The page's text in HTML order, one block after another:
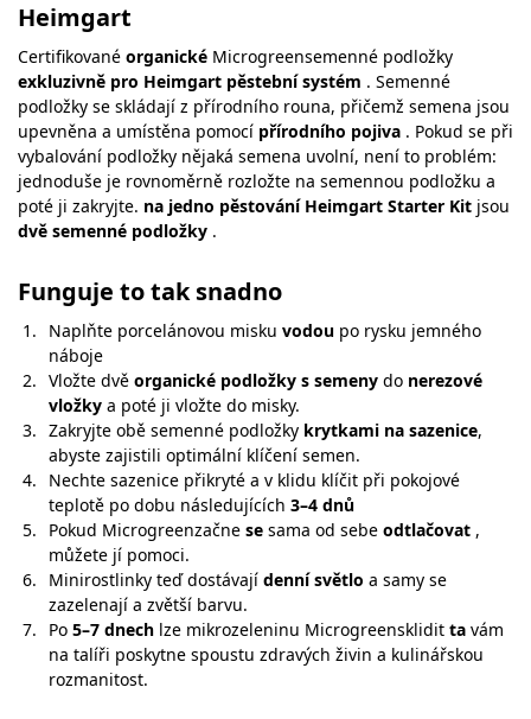
Heimgart
Certifikované organické Microgreensemenné podložky
exkluzivně pro Heimgart pěstební systém . Semenné
podložky se skládají z přírodního rouna, přičemž semena jsou
upevněna a umístěna pomocí přírodního pojiva . Pokud se při
vybalování podložky nějaká semena uvolní, není to problém:
jednoduše je rovnoměrně rozložte na semennou podložku a
poté ji zakryjte. na jedno pěstování Heimgart Starter Kit jsou
dvě semenné podložky .
Funguje to tak snadno
Naplňte porcelánovou misku vodou po rysku jemného
náboje
Vložte dvě organické podložky s semeny do nerezové
vložky a poté ji vložte do misky.
Zakryjte obě semenné podložky krytkami na sazenice,
abyste zajistili optimální klíčení semen.
Nechte sazenice přikryté a v klidu klíčit při pokojové
teplotě po dobu následujících 3–4 dnů
Pokud Microgreenzačne se sama od sebe odtlačovat ,
můžete jí pomoci.
Minirostlinky teď dostávají denní světlo a samy se
zazelenají a zvětší barvu.
Po 5–7 dnech lze mikrozeleninu Microgreensklidit ta vám
na talíři poskytne spoustu zdravých živin a kulinářskou
rozmanitost.